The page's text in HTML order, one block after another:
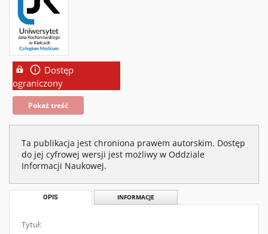
Dostęp
ograniczony
Pokaż treść
Ta publikacja jest chroniona prawem autorskim. Dostęp
do jej cyfrowej wersji jest możliwy w Oddziale
Informacji Naukowej.
OPIS INFORMACJE
Tytuł: